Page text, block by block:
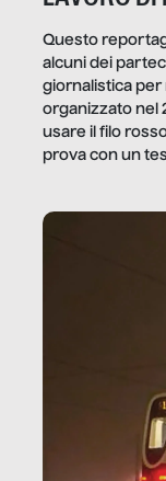
Questo
alcuni dei
giornalistica per
organizzato nel
usare il filo
prova con un